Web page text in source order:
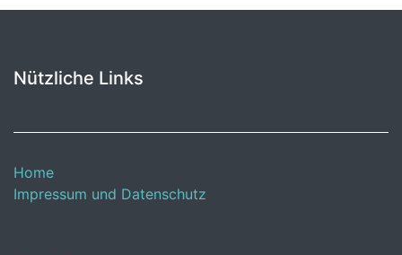
Nützliche Links
Home
Impressum und Datenschutz